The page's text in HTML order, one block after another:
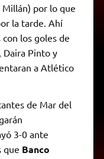
Millán) por lo que
la tarde. Ahí
los goles de
Daira Pinto y
a Atlético
de Mar del
3-0 ante
que Banco